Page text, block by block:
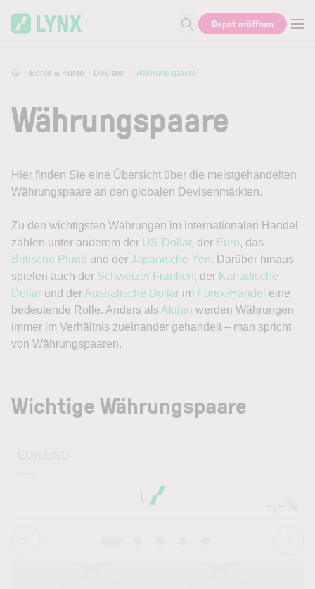
Suche nach Aktie, Autor...
Depot eröffnen
Börse & Kurse Devisen Währungspaare
Währungspaare
Hier finden Sie eine Übersicht über die meistgehandelten
Währungspaare an den globalen Devisenmärkten.
Zu den wichtigsten Währungen im internationalen Handel
zählen unter anderem der US-Dollar, der Euro, das
Britische Pfund und der Japanische Yen. Darüber hinaus
spielen auch der Schweizer Franken, der Kanadische
Dollar und derAustralische Dollar im Forex-Handel eine
bedeutende Rolle. Anders als Aktien werden Währungen
immer im Verhältnis zueinander gehandelt – man spricht
von Währungspaaren.
Wichtige Währungspaare